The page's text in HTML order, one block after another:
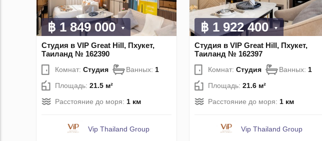
฿ 1 849 000
Студия в VIP Great Hill, Пхукет,
Таиланд № 162390
Комнат: Студия Ванных: 1
Площадь: 21.5 м²
Расстояние до моря: 1 км
Vip Thailand Group
฿ 1 922 400
Студия в VIP Great Hill, Пхукет,
Таиланд № 162397
Комнат: Студия Ванных: 1
Площадь: 21.6 м²
Расстояние до моря: 1 км
Vip Thailand Group